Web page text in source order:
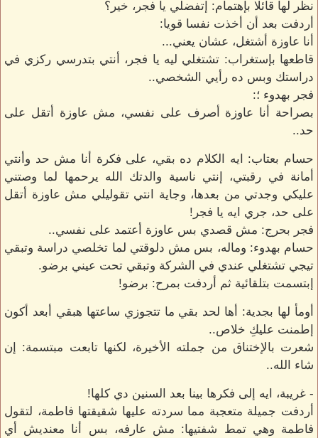
نظر لها قائلًا بإهتمام: إتفضلي يا فجر، خير؟
أردفت بعد أن أخذت نفسا قويا:
أنا عاوزة أشتغل، عشان يعني...
قاطعها بإستغراب: تشتغلي ليه يا فجر، أنتي بتدرسي ركزي في
دراستك وبس ده رأيي الشخصي..
فجر بهدوء ؛:
بصراحة أنا عاوزة أصرف على نفسي، مش عاوزة أتقل على
حد..
حسام بعتاب: ايه الكلام ده بقي، على فكرة أنا مش حد وأنتي
أمانة في رقبتي، إنتي ناسية والدتك الله يرحمها لما وصتني
عليكي وجدتي من بعدها، وجاية انتي تقوليلي مش عاوزة أتقل
على حد، جري ايه يا فجر!
فجر بحرج: مش قصدي بس عاوزة أعتمد على نفسي..
حسام بهدوء: وماله، بس مش دلوقتي لما تخلصي دراسة وتبقي
تيجي تشتغلي عندي في الشركة وتبقي تحت عيني برضو.
إبتسمت بتلقائية ثم أردفت بمرح: برضو!
أومأ لها بجدية: أها لحد بقي ما تتجوزي ساعتها هبقي أبعد أكون
إطمنت عليكِ خلاص..
شعرت بالإختناق من جملته الأخيرة، لكنها تابعت مبتسمة: إن
شاء الله..
- غريبة، ايه إلى فكرها بينا بعد السنين دي كلها!
أردفت جميلة متعجبة مما سردته عليها شقيقتها فاطمة، لتقول
فاطمة وهي تمط شفتيها: مش عارفه، بس أنا معنديش أي